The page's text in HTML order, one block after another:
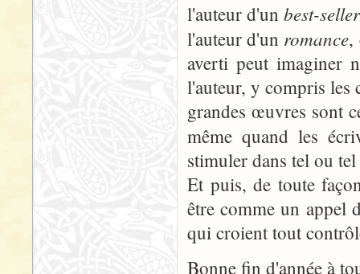
l'auteur d'unbest-seller
l'auteur d'un romance,
averti peut imaginer
l'auteur, y compris les
grandes œuvres sont
même quand les
stimuler dans tel ou
Et puis, de toute
être comme un appel
qui croient tout
Bonne fin d'année à